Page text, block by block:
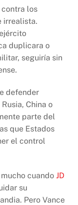
los
irrealista.
duplicara o
seguiría sin
defender
China o
parte del
que Estados
el control
cuando JD
su
Pero Vance